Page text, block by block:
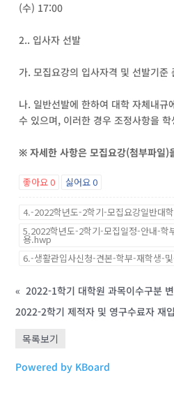
(수) 17:00
2.. 입사자 선발
가. 모집요강의 입사자격 및 선발기준
나. 일반선발에 한하여 대학 자체내규
수 있으며, 이러한 경우 조정사항을
※ 자세한 사항은 모집요강(첨부파일)
좋아요0 싫어요0
4.-2022학년도-2학기-모집요강일반대
5.2022학년도-2학기-모집일정-안내-학
용.hwp
6.-생활관입사신청-견본-학부-재학생-
« 2022-1학기 대학원 과목이수구분
2022-2학기 제적자 및 영구수료자 재
목록보기
Powered by KBoard